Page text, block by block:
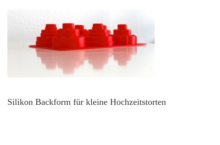
Silikon Backform für kleine Hochzeitstorten